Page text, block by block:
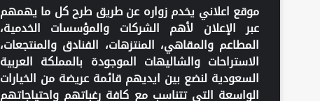
موقع اعلاني يخدم زواره عن طريق طرح كل ما يهمهم
عبر الإعلان لأهم الشركات والمؤسسات الخدمية،
المطاعم والمقاهي، المنتزهات، الفنادق والمنتجعات،
الاستراحات والشاليهات الموجودة بالمملكة العربية
السعودية لنضع بين ايديهم قائمة عريضة من الخيارات
الواسعة التي تتناسب مع كافة رغباتهم واحتياجاتهم